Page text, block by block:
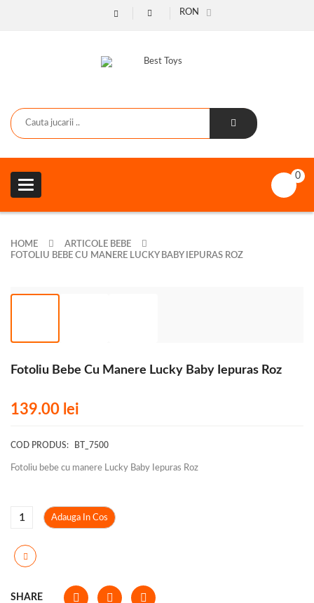
RON
Toggle
navigation
0
HOME
ARTICOLE BEBE
FOTOLIU BEBE CU MANERE LUCKY BABY IEPURAS ROZ
Fotoliu Bebe Cu Manere Lucky Baby Iepuras Roz
139.00 lei
COD PRODUS: BT_7500
Fotoliu bebe cu manere Lucky Baby Iepuras Roz
Adauga In Cos
SHARE